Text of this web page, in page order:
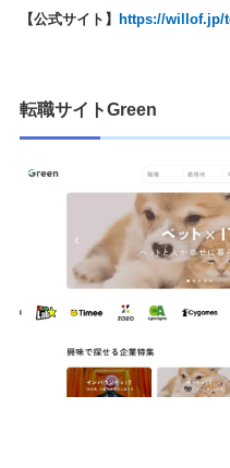
【公式サイト】 https://willof.jp/
転職サイトGreen